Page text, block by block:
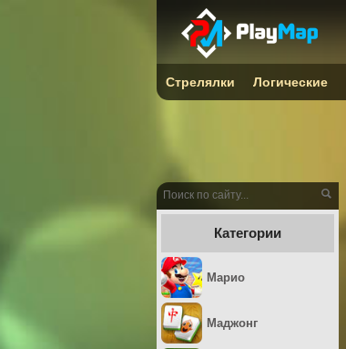
Категории
Марио
Маджонг
Стрелялки Логические